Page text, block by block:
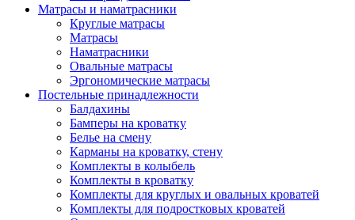
Матрасы и наматрасники
Круглые матрасы
Матрасы
Наматрасники
Овальные матрасы
Эргономические матрасы
Постельные принадлежности
Балдахины
Бамперы на кроватку
Белье на смену
Карманы на кроватку, стену
Комплекты в колыбель
Комплекты в кроватку
Комплекты для круглых и овальных кроватей
Комплекты для подростковых кроватей